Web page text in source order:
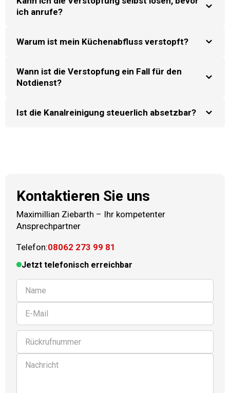
ich anrufe?
Warum ist mein Küchenabfluss verstopft?
Wann ist die Verstopfung ein Fall für den
Notdienst?
Ist die Kanalreinigung steuerlich absetzbar?
Kontaktieren Sie uns
Maximillian Ziebarth – Ihr kompetenter
Ansprechpartner
Telefon:08062 273 99 81
Jetzt telefonisch erreichbar